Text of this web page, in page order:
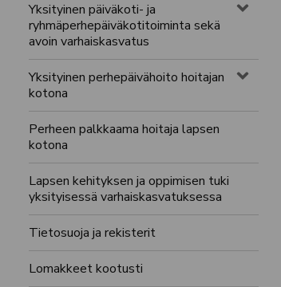
Yksityinen päiväkoti- ja
ryhmäperhepäiväkotitoiminta sekä
avoin varhaiskasvatus
Yksityinen perhepäivähoito hoitajan
kotona
Perheen palkkaama hoitaja lapsen
kotona
Lapsen kehityksen ja oppimisen tuki
yksityisessä varhaiskasvatuksessa
Tietosuoja ja rekisterit
Lomakkeet kootusti